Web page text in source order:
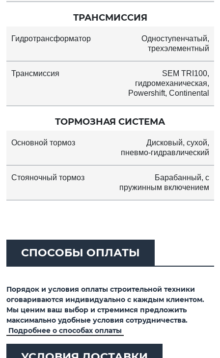
ТРАНСМИССИЯ
Гидротрансформатор
Одноступенчатый,
трехэлементный
Трансмиссия
SEM TRI100,
гидромеханическая,
Powershift, Continental
ТОРМОЗНАЯ СИСТЕМА
Основной тормоз
Дисковый, сухой,
пневмо-гидравлический
Стояночный тормоз
Барабанный, с
пружинным включением
СПОСОБЫ ОПЛАТЫ
Порядок и условия оплаты строительной техники
оговариваются индивидуально с каждым клиентом.
Мы ценим ваш выбор и стремимся предложить
максимально удобные условия сотрудничества.
Подробнее о способах оплаты